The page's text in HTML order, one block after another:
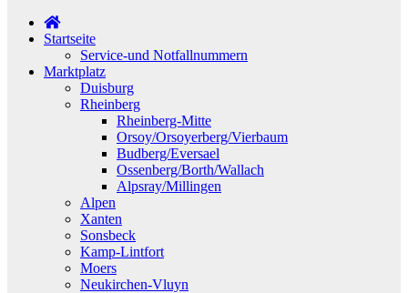
Startseite
Service-und Notfallnummern
Marktplatz
Duisburg
Rheinberg
Rheinberg-Mitte
Orsoy/Orsoyerberg/Vierbaum
Budberg/Eversael
Ossenberg/Borth/Wallach
Alpsray/Millingen
Alpen
Xanten
Sonsbeck
Kamp-Lintfort
Moers
Neukirchen-Vluyn